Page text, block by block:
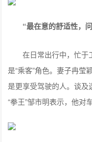
“最在意的舒适性，
在日常出行中，忙于
是“乘客”角色。妻子冉莹
是更享受驾驶的人。谈
“拳王”邹市明表示，他对